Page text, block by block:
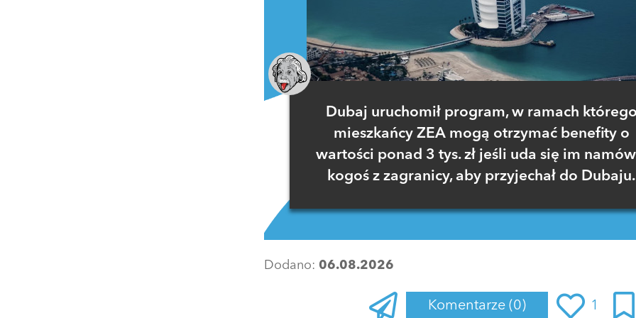
Dubaj uruchomił program, w ramach
mieszkańcy ZEA mogą otrzymać benefity o
wartości ponad 3 tys. zł jeśli uda się im
kogoś z zagranicy, aby przyjechał do Dubaju.
Dodano: 06.08.2026
Komentarze (0) 1